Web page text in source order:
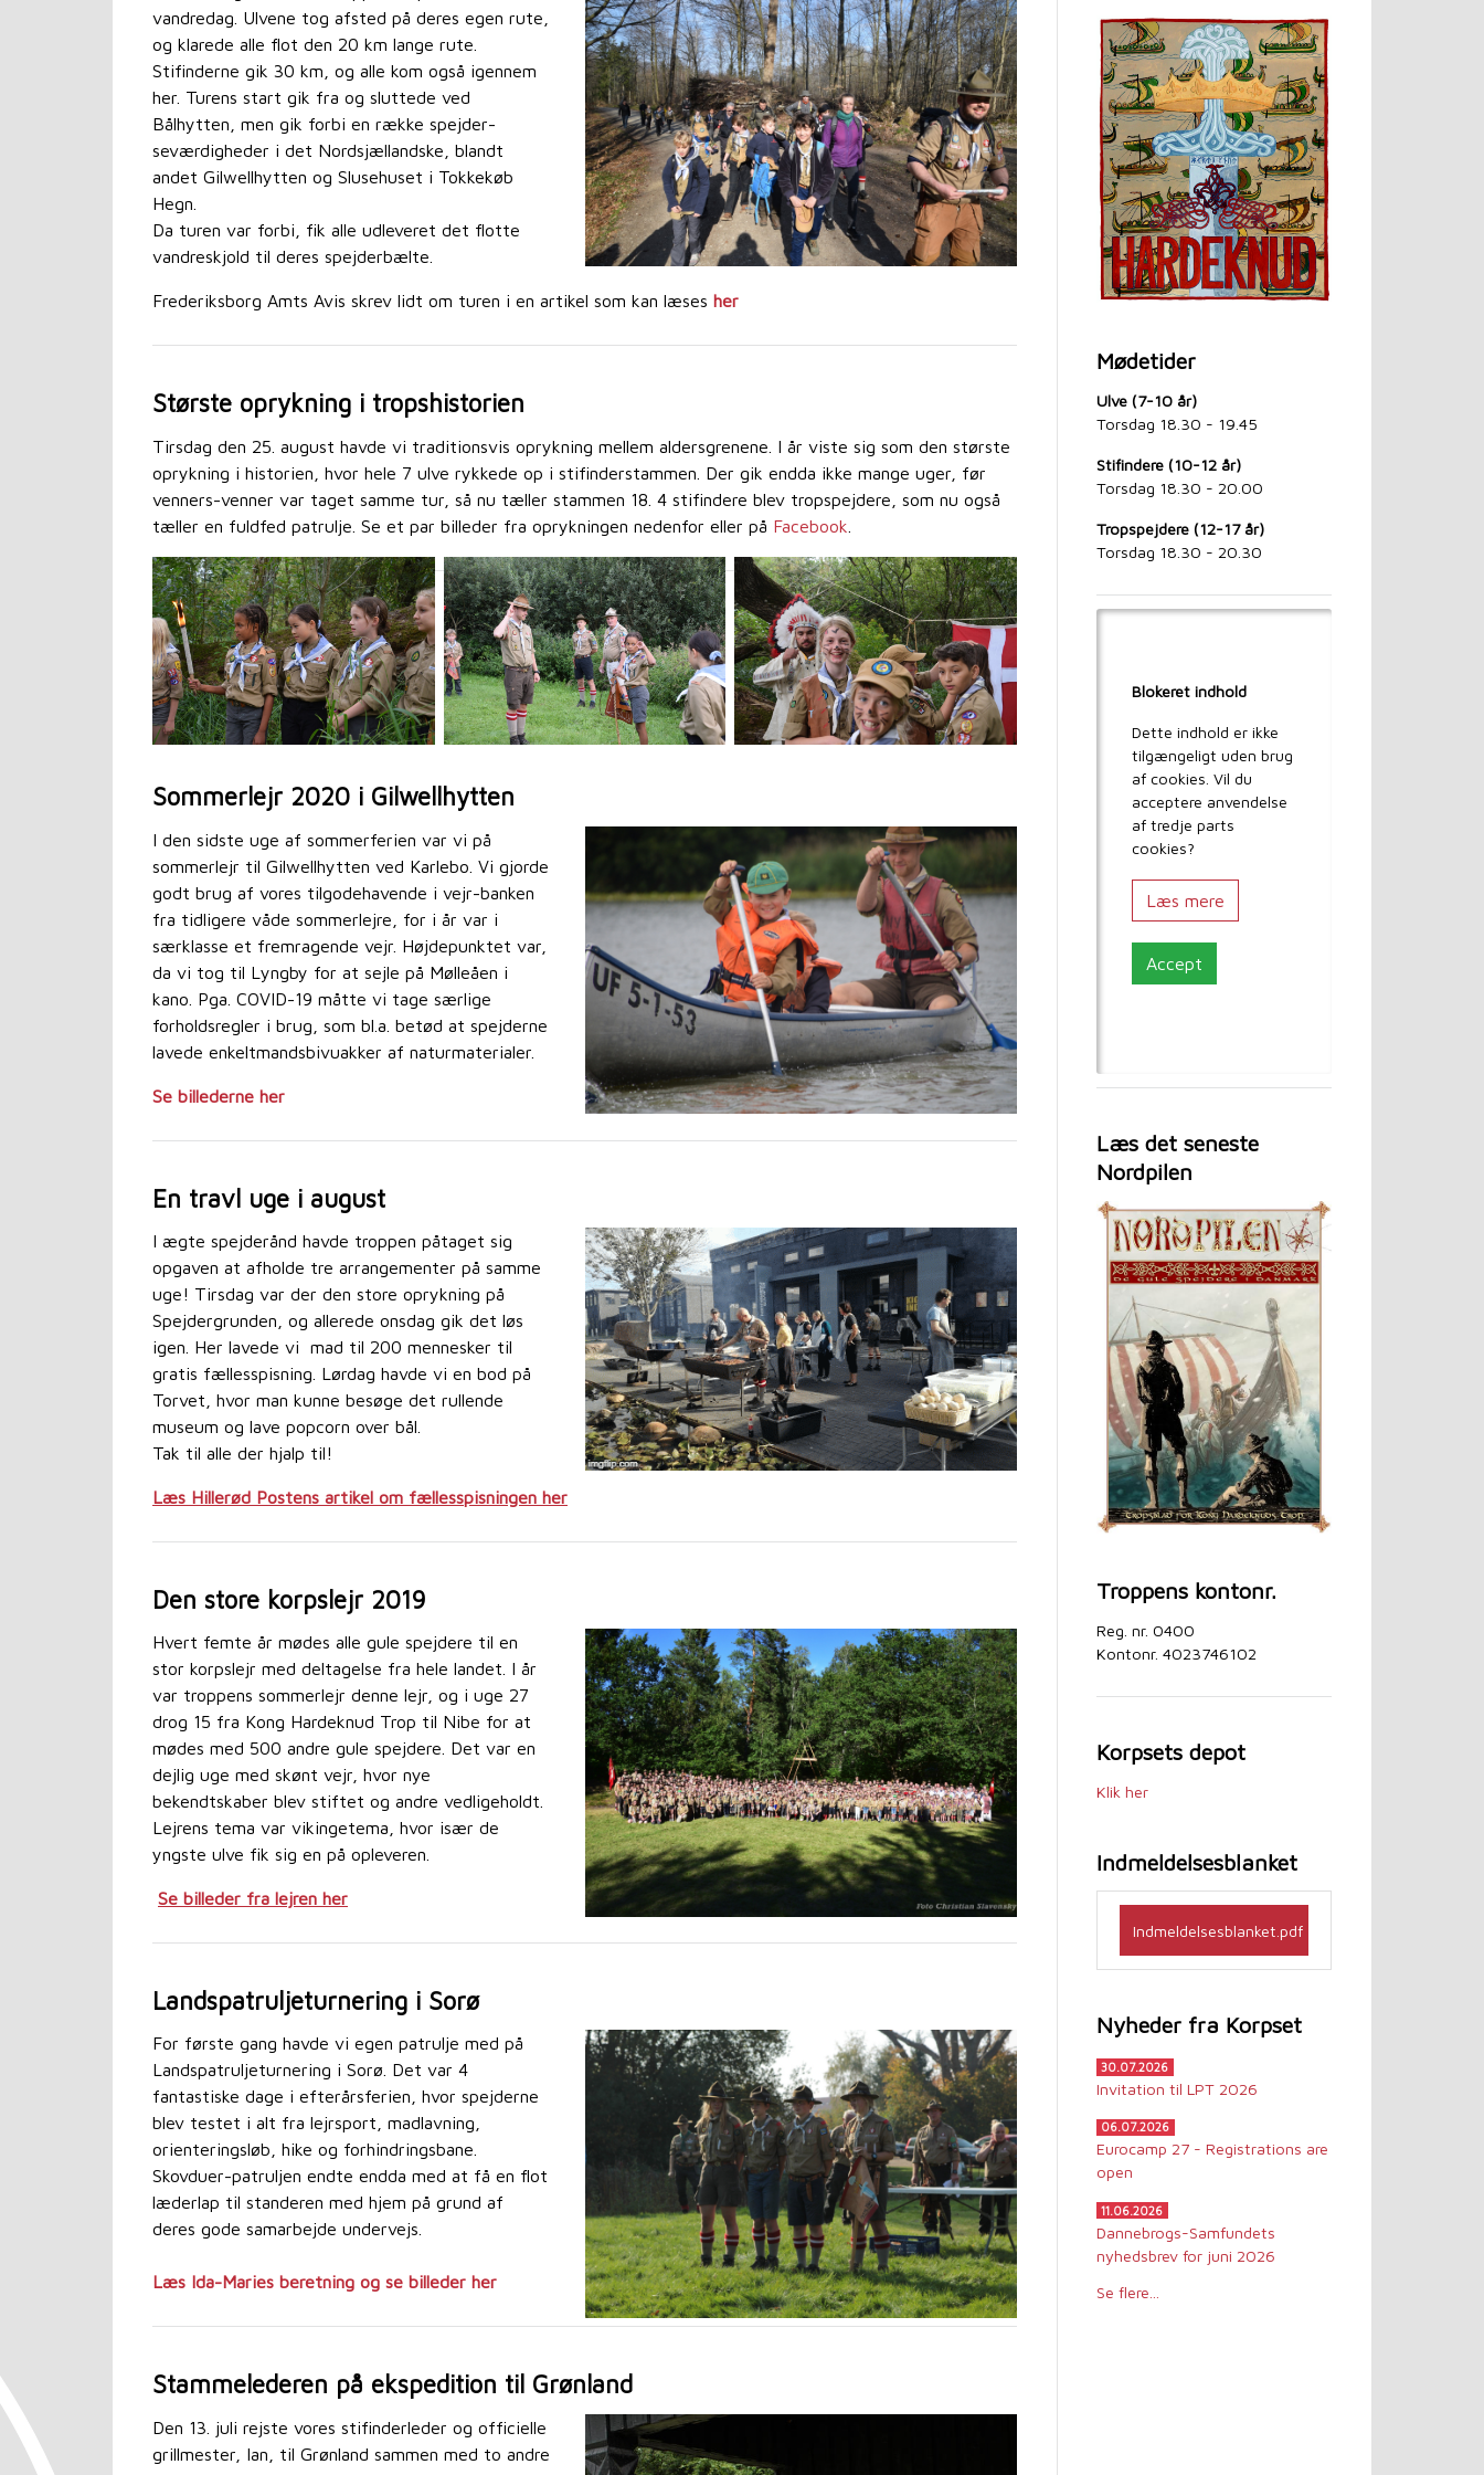
vandredag. Ulvene tog afsted på deres egen rute,
og klarede alle flot den 20 km lange rute.
Stifinderne gik 30 km, og alle kom også igennem
her. Turens start gik fra og sluttede ved
Bålhytten, men gik forbi en række spejder-
seværdigheder i det Nordsjællandske, blandt
andet Gilwellhytten og Slusehuset i Tokkekøb
Hegn.
Da turen var forbi, fik alle udleveret det flotte
vandreskjold til deres spejderbælte.
Frederiksborg Amts Avis skrev lidt om turen i en artikel som kan læses her
Største oprykning i tropshistorien
Tirsdag den 25. august havde vi traditionsvis oprykning mellem aldersgrenene. I år viste sig som den største
oprykning i historien, hvor hele 7 ulve rykkede op i stifinderstammen. Der gik endda ikke mange uger, før
venners-venner var taget samme tur, så nu tæller stammen 18. 4 stifindere blev tropspejdere, som nu også
tæller en fuldfed patrulje. Se et par billeder fra oprykningen nedenfor eller på Facebook
Sommerlejr 2020 i Gilwellhytten
I den sidste uge af sommerferien var vi på
sommerlejr til Gilwellhytten ved Karlebo. Vi gjorde
godt brug af vores tilgodehavende i vejr-banken
fra tidligere våde sommerlejre, for i år var i
særklasse et fremragende vejr. Højdepunktet var,
da vi tog til Lyngby for at sejle på Mølleåen i
kano. Pga. COVID-19 måtte vi tage særlige
forholdsregler i brug, som bl.a. betød at spejderne
lavede enkeltmandsbivuakker af naturmaterialer.
Se billederne her
En travl uge i august
I ægte spejderånd havde troppen påtaget sig
opgaven at afholde tre arrangementer på samme
uge! Tirsdag var der den store oprykning på
Spejdergrunden, og allerede onsdag gik det løs
igen. Her lavede vi mad til 200 mennesker til
gratis fællesspisning. Lørdag havde vi en bod på
Torvet, hvor man kunne besøge det rullende
museum og lave popcorn over bål.
Tak til alle der hjalp til!
Læs Hillerød Postens artikel om fællesspisningen her
Den store korpslejr 2019
Hvert femte år mødes alle gule spejdere til en
stor korpslejr med deltagelse fra hele landet. I år
var troppens sommerlejr denne lejr, og i uge 27
drog 15 fra Kong Hardeknud Trop til Nibe for at
mødes med 500 andre gule spejdere. Det var en
dejlig uge med skønt vejr, hvor nye
bekendtskaber blev stiftet og andre vedligeholdt.
Lejrens tema var vikingetema, hvor især de
yngste ulve fik sig en på opleveren.
Se billeder fra lejren her
Landspatruljeturnering i Sorø
For første gang havde vi egen patrulje med på
Landspatruljeturnering i Sorø. Det var 4
fantastiske dage i efterårsferien, hvor spejderne
blev testet i alt fra lejrsport, madlavning,
orienteringsløb, hike og forhindringsbane.
Skovduer-patruljen endte endda med at få en flot
læderlap til standeren med hjem på grund af
deres gode samarbejde undervejs.
Læs Ida-Maries beretning og se billeder her
Stammelederen på ekspedition til Grønland
Den 13. juli rejste vores stifinderleder og officielle
grillmester, Ian, til Grønland sammen med to andre
Mødetider
Ulve (7-10 år)
Torsdag 18.30 - 19.45
Stifindere (10-12 år)
Torsdag 18.30 - 20.00
Tropspejdere (12-17 år)
Torsdag 18.30 - 20.30
Blokeret indhold
Dette indhold er ikke
tilgængeligt uden brug
af cookies. Vil du
acceptere anvendelse
af tredje parts
cookies?
Læs mere
Accept
Læs det seneste
Nordpilen
Troppens kontonr.
Reg. nr. 0400
Kontonr. 4023746102
Korpsets depot
Klik her
Indmeldelsesblanket
Indmeldelsesblanket.pdf
Nyheder fra Korpset
30.07.2026
Invitation til LPT 2026
06.07.2026
Eurocamp 27 - Registrations are
open
11.06.2026
Dannebrogs-Samfundets
nyhedsbrev for juni 2026
Se flere...